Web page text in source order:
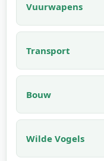
Vuurwapens
Transport
Bouw
Wilde Vogels